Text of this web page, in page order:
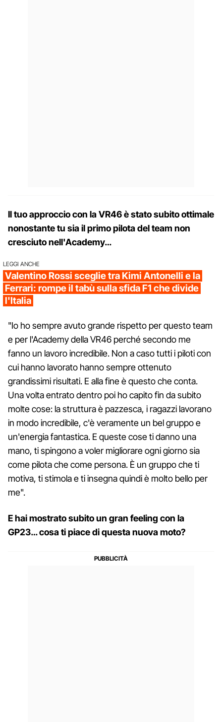
Il tuo approccio con la VR46 è stato subito ottimale
nonostante tu sia il primo pilota del team non
cresciuto nell'Academy…
LEGGI ANCHE
Valentino Rossi sceglie tra Kimi Antonelli e la
Ferrari: rompe il tabù sulla sfida F1 che divide
l'Italia
"Io ho sempre avuto grande rispetto per questo team
e per l'Academy della VR46 perché secondo me
fanno un lavoro incredibile. Non a caso tutti i piloti con
cui hanno lavorato hanno sempre ottenuto
grandissimi risultati. E alla fine è questo che conta.
Una volta entrato dentro poi ho capito fin da subito
molte cose: la struttura è pazzesca, i ragazzi lavorano
in modo incredibile, c'è veramente un bel gruppo e
un'energia fantastica. E queste cose ti danno una
mano, ti spingono a voler migliorare ogni giorno sia
come pilota che come persona. È un gruppo che ti
motiva, ti stimola e ti insegna quindi è molto bello per
me".
E hai mostrato subito un gran feeling con la
GP23… cosa ti piace di questa nuova moto?